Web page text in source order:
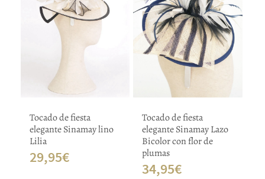
Tocado de fiesta
elegante Sinamay lino
Lilia
29,95€
Tocado de fiesta
elegante Sinamay Lazo
Bicolor con flor de
plumas
34,95€